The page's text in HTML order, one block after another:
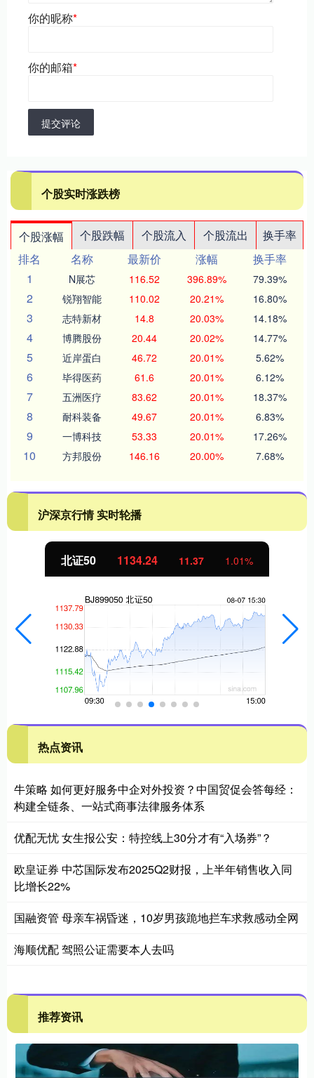
你的昵称*
你的邮箱*
提交评论
个股实时涨跌榜
个股涨幅 个股跌幅 个股流入 个股流出
换手率
排名
名称 最新价 涨幅
换手率
1
N展芯 116.52 396.89% 79.39%
2 锐翔智能 110.02 20.21% 16.80%
3 志特新材 14.8 20.03% 14.18%
4 博腾股份 20.44 20.02% 14.77%
5 近岸蛋白 46.72 20.01% 5.62%
6 毕得医药 61.6 20.01% 6.12%
7 五洲医疗 83.62 20.01% 18.37%
8 耐科装备 49.67 20.01% 6.83%
9 一博科技 53.33 20.01% 17.26%
10 方邦股份 146.16 20.00% 7.68%
沪深京行情 实时轮播
北证50 1134.24 11.37 1.01%
热点资讯
牛策略 如何更好服务中企对外投资？中国贸促会答每经：
构建全链条、一站式商事法律服务体系
优配无忧 女生报公安：特控线上30分才有“入场券”？
欧皇证券 中芯国际发布2025Q2财报，上半年销售收入同
比增长22%
国融资管 母亲车祸昏迷，10岁男孩跪地拦车求救感动全网
海顺优配 驾照公证需要本人去吗
推荐资讯